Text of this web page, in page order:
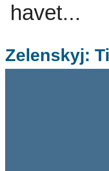
havet...
Zelenskyj: